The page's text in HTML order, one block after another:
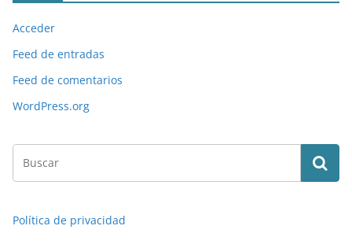
Acceder
Feed de entradas
Feed de comentarios
WordPress.org
Política de privacidad